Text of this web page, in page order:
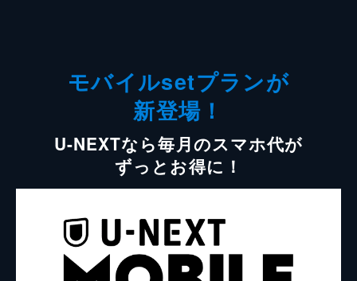
モバイルsetプランが
新登場！
U-NEXTなら毎月のスマホ代が
ずっとお得に！